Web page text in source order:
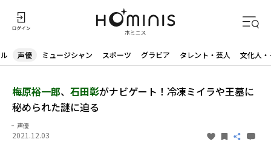
声優 ミュージシャン スポーツ グラビア タレント・芸人 文化人
梅原裕一郎、 石田彰がナビゲート！冷凍ミイラや王墓に
秘められた謎に迫る
声優
2021.12.03